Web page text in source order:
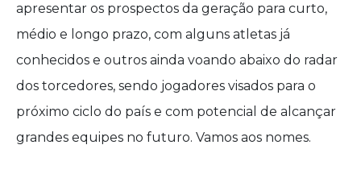
apresentar os prospectos da geração para curto,
médio e longo prazo, com alguns atletas já
conhecidos e outros ainda voando abaixo do radar
dos torcedores, sendo jogadores visados para o
próximo ciclo do país e com potencial de alcançar
grandes equipes no futuro. Vamos aos nomes.